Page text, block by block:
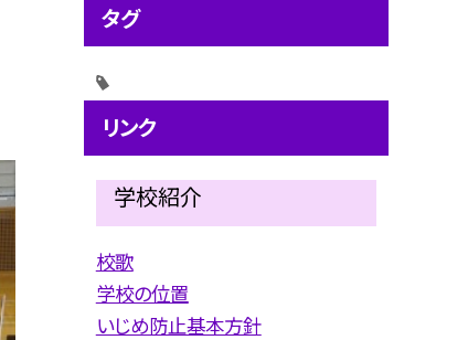
タグ
リンク
学校紹介
校歌
学校の位置
いじめ防止基本方針